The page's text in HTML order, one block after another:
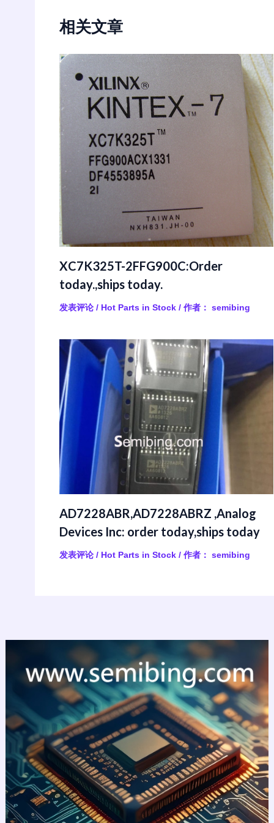
相关文章
XC7K325T-2FFG900C:Order
today.,ships today.
发表评论 / Hot Parts in Stock/ 作者： semibing
AD7228ABR,AD7228ABRZ ,Analog
Devices Inc: order today,ships today
发表评论 / Hot Parts in Stock/ 作者： semibing